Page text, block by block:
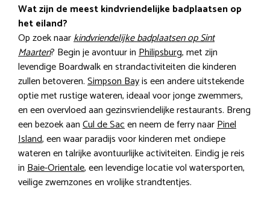
Wat zijn de meest kindvriendelijke badplaatsen op
het eiland?
Op zoek naarkindvriendelijke badplaatsen op Sint
Maarten? Begin je avontuur inPhilipsburg, met zijn
levendige Boardwalk en strandactiviteiten die kinderen
zullen betoveren.Simpson Bayis een andere uitstekende
optie met rustige wateren, ideaal voor jonge zwemmers,
en een overvloed aan gezinsvriendelijke restaurants. Breng
een bezoek aanCul de Sacen neem de ferry naarPinel
Island, een waar paradijs voor kinderen met ondiepe
wateren en talrijke avontuurlijke activiteiten. Eindig je reis
inBaie-Orientale, een levendige locatie vol watersporten,
veilige zwemzones en vrolijke strandtentjes.